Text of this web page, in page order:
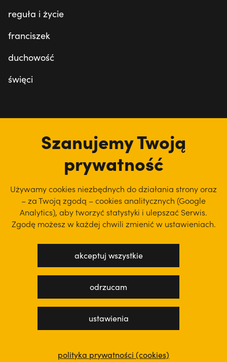
reguła i życie
franciszek
duchowość
święci
regulamin serwisu
Szanujemy Twoją
prywatność
Używamy cookies niezbędnych do działania strony oraz
– za Twoją zgodą – cookies analitycznych (Google
Analytics), abytworzyć statystyki i ulepszać Serwis.
Zgodę możesz w każdej chwili zmienić w ustawieniach.
akceptuj wszystkie
odrzucam
ustawienia
polityka prywatności (cookies)